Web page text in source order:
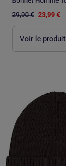
29,90 € 23,99 €
Voir le produit